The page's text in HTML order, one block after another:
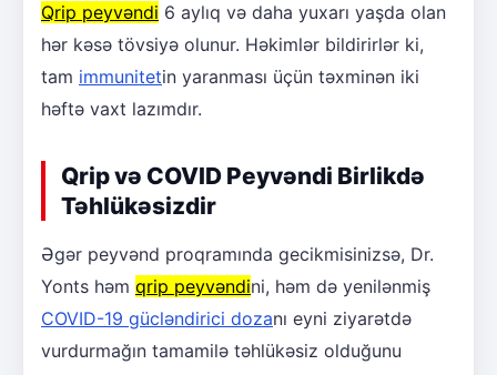
Qrip peyvəndi 6 aylıq və daha yuxarı yaşda olan
hər kəsə tövsiyə olunur. Həkimlər bildirirlər ki,
tam immunitetin yaranması üçün təxminən iki
həftə vaxt lazımdır.
Qrip və COVID Peyvəndi Birlikdə
Təhlükəsizdir
Əgər peyvənd proqramında gecikmisinizsə, Dr.
Yonts həm qrip peyvəndini, həm də yenilənmiş
COVID-19 gücləndirici dozanı eyni ziyarətdə
vurdurmağın tamamilə təhlükəsiz olduğunu